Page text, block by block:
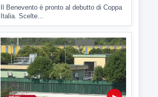
7 AGOSTO 2026 ATTUALITÀ
Nessuna nuova moria di pesci e nessuna
criticità igienico-sanitaria nel...